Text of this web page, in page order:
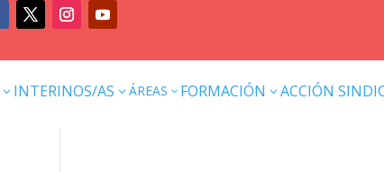
3 INTERINOS/AS 3ÁREAS 3 FORMACIÓN 3 ACCIÓN